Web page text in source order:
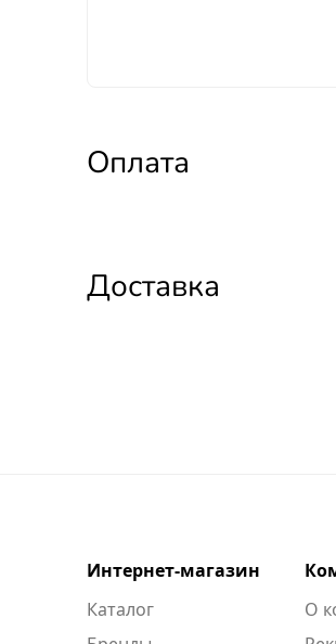
Оплата
Доставка
Интернет-магазин
Каталог
О